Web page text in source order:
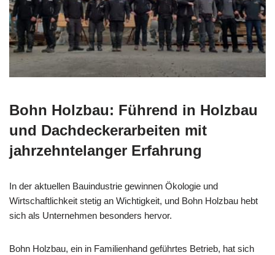
Bohn Holzbau: Führend in Holzbau
und Dachdeckerarbeiten mit
jahrzehntelanger Erfahrung
In der aktuellen Bauindustrie gewinnen Ökologie und
Wirtschaftlichkeit stetig an Wichtigkeit, und Bohn Holzbau hebt
sich als Unternehmen besonders hervor.
Bohn Holzbau, ein in Familienhand geführtes Betrieb, hat sich